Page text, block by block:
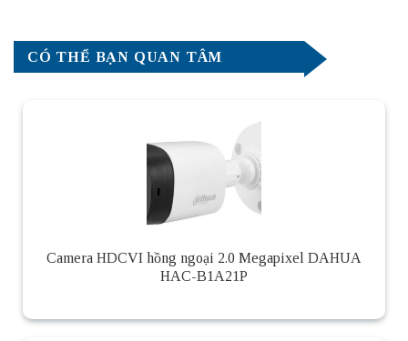
CÓ THỂ BẠN QUAN TÂM
Camera HDCVI hồng ngoại 2.0 Megapixel DAHUA
HAC-B1A21P